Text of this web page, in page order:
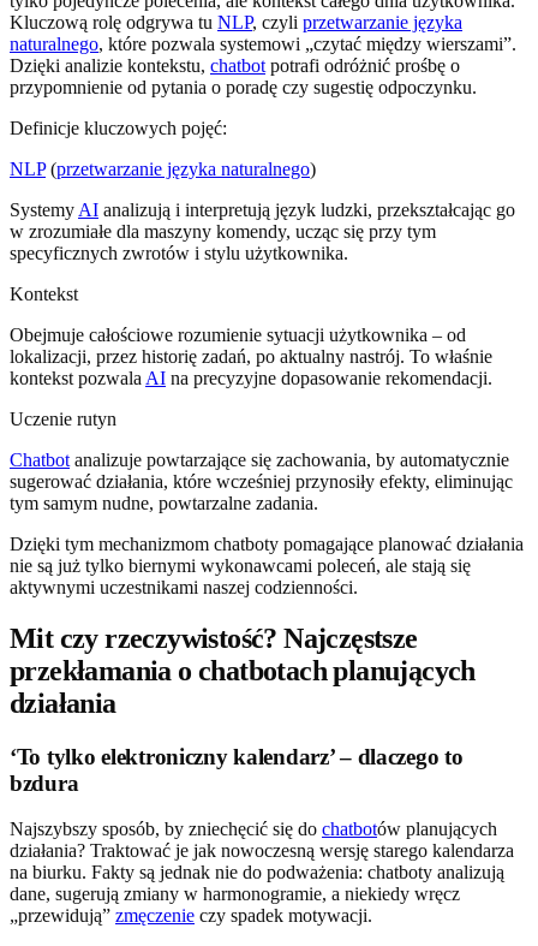
Kluczową rolę odgrywa tu NLP, czyli przetwarzanie języka
naturalnego, które pozwala systemowi „czytać między wierszami”.
Dzięki analizie kontekstu, chatbot potrafi odróżnić prośbę o
przypomnienie od pytania o poradę czy sugestię odpoczynku.
Definicje kluczowych pojęć:
NLP(przetwarzanie języka naturalnego)
Systemy AI analizują i interpretują język ludzki, przekształcając go
w zrozumiałe dla maszyny komendy, ucząc się przy tym
specyficznych zwrotów i stylu użytkownika.
Kontekst
Obejmuje całościowe rozumienie sytuacji użytkownika – od
lokalizacji, przez historię zadań, po aktualny nastrój. To właśnie
kontekst pozwala AI na precyzyjne dopasowanie rekomendacji.
Uczenie rutyn
Chatbot analizuje powtarzające się zachowania, by automatycznie
sugerować działania, które wcześniej przynosiły efekty, eliminując
tym samym nudne, powtarzalne zadania.
Dzięki tym mechanizmom chatboty pomagające planować działania
nie są już tylko biernymi wykonawcami poleceń, ale stają się
aktywnymi uczestnikami naszej codzienności.
Mit czy rzeczywistość? Najczęstsze
przekłamania o chatbotach planujących
działania
‘To tylko elektroniczny kalendarz’ – dlaczego to
bzdura
Najszybszy sposób, by zniechęcić się do chatbotów planujących
działania? Traktować je jak nowoczesną wersję starego kalendarza
na biurku. Fakty są jednak nie do podważenia: chatboty analizują
dane, sugerują zmiany w harmonogramie, a niekiedy wręcz
„przewidują” zmęczenie czy spadek motywacji.